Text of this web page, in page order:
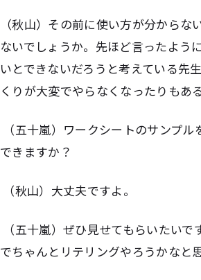
（秋山） その前に使い方が分からな
ないでしょうか。先ほど言ったよう
いとできないだろうと考えている先
くりが大変でやらなくなったりもあ
（五十嵐）ワークシートのサンプ
できますか？
（秋山）大丈夫ですよ。
（五十嵐）ぜひ見せてもらいたい
でちゃんとリテリングやろうかなと